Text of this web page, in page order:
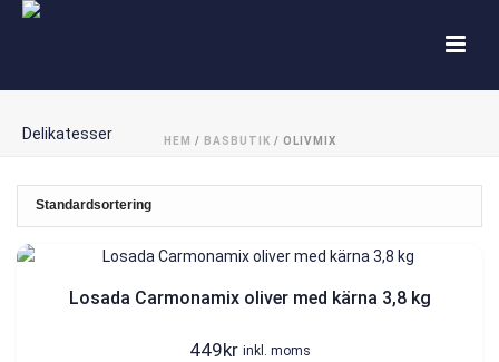
HEM / BASBUTIK / OLIVMIX
Losada Carmonamix oliver med kärna 3,8 kg
449kr inkl. moms